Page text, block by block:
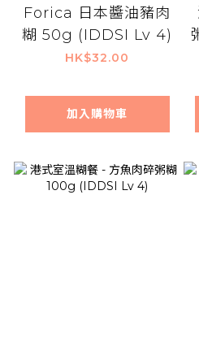
Forica 日本醬油豬肉
糊 50g (IDDSI Lv 4)
HK$32.00
加入購物車